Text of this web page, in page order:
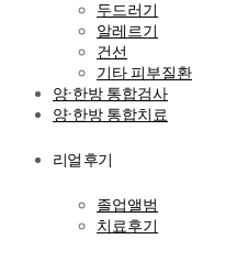
두드러기
알레르기
건선
기타 피부질환
양·한방 통합검사
양·한방 통합치료
리얼 후기
졸업앨범
치료후기